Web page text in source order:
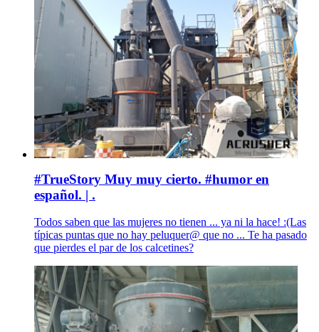
#TrueStory Muy muy cierto. #humor en
español. | .
Todos saben que las mujeres no tienen ... ya ni la hace! :(Las
típicas puntas que no hay peluquer@ que no ... Te ha pasado
que pierdes el par de los calcetines?